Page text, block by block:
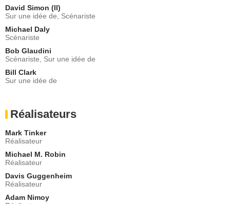
Jorge Montesi
Père Kankarides
- 2 Episodes :21
Saxon Trainor
Off. Anne McGuire
- 2 Episodes :15-22
Scott Allan Campbell
Sgt. Martens
Off. Joey Aiello
Sam Rockwell
Billy
- 1 Episode : 2
Kathrine Narducci
Angela Biaggi
- 1 Episode :
Ruben Santiago-Hudson
David Simon (II)
Sur une idée de, Scénariste
Michael Daly
Scénariste
Bob Glaudini
Scénariste, Sur une idée de
Bill Clark
Sur une idée de
Réalisateurs
Mark Tinker
Réalisateur
Michael M. Robin
Réalisateur
Davis Guggenheim
Réalisateur
Adam Nimoy